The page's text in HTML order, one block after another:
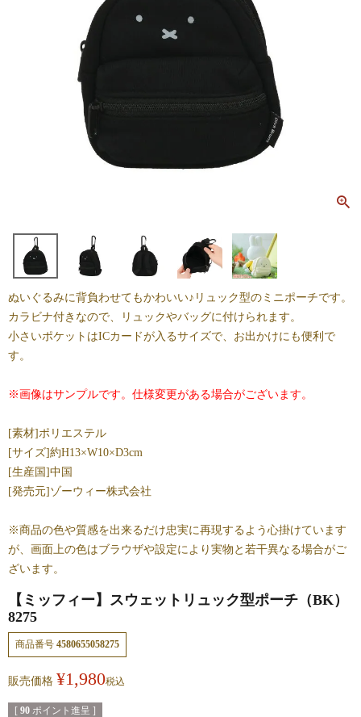
ぬいぐるみに背負わせてもかわいい♪リュック型のミニポーチです。
カラビナ付きなので、リュックやバッグに付けられます。
小さいポケットはICカードが入るサイズで、お出かけにも便利で
す。
※画像はサンプルです。仕様変更がある場合がございます。
[素材]ポリエステル
[サイズ]約H13×W10×D3cm
[生産国]中国
[発売元]ゾーウィー株式会社
※商品の色や質感を出来るだけ忠実に再現するよう心掛けています
が、画面上の色はブラウザや設定により実物と若干異なる場合がご
ざいます。
【ミッフィー】スウェットリュック型ポーチ（BK）
8275
商品番号 4580655058275
販売価格 ¥1,980税込
[ 90 ポイント進呈 ]